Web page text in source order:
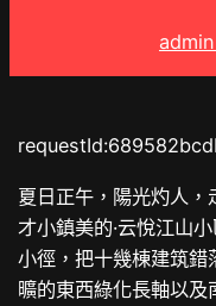
admin
夏日正午，陽光灼人，
才小鎮美的·云悅江山
小徑，把十幾棟建筑
曠的東西綠化長軸以